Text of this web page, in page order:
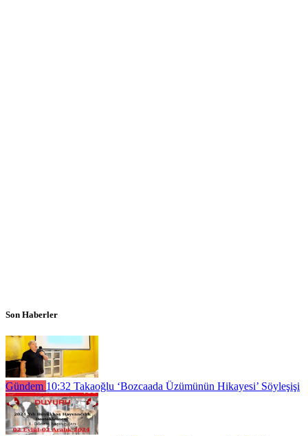
Son Haberler
Gündem 10:32 Takaoğlu ‘Bozcaada Üzümünün Hikayesi’ Söyleşişi